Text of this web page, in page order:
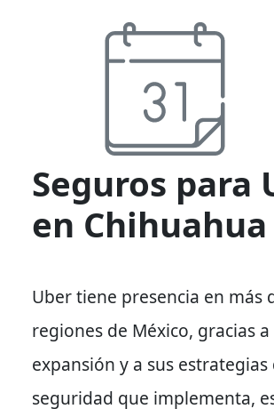
Seguros para
en Chihuahua
Uber tiene presencia en más
regiones de México, gracias a
expansión y a sus estrategias
seguridad que implementa,